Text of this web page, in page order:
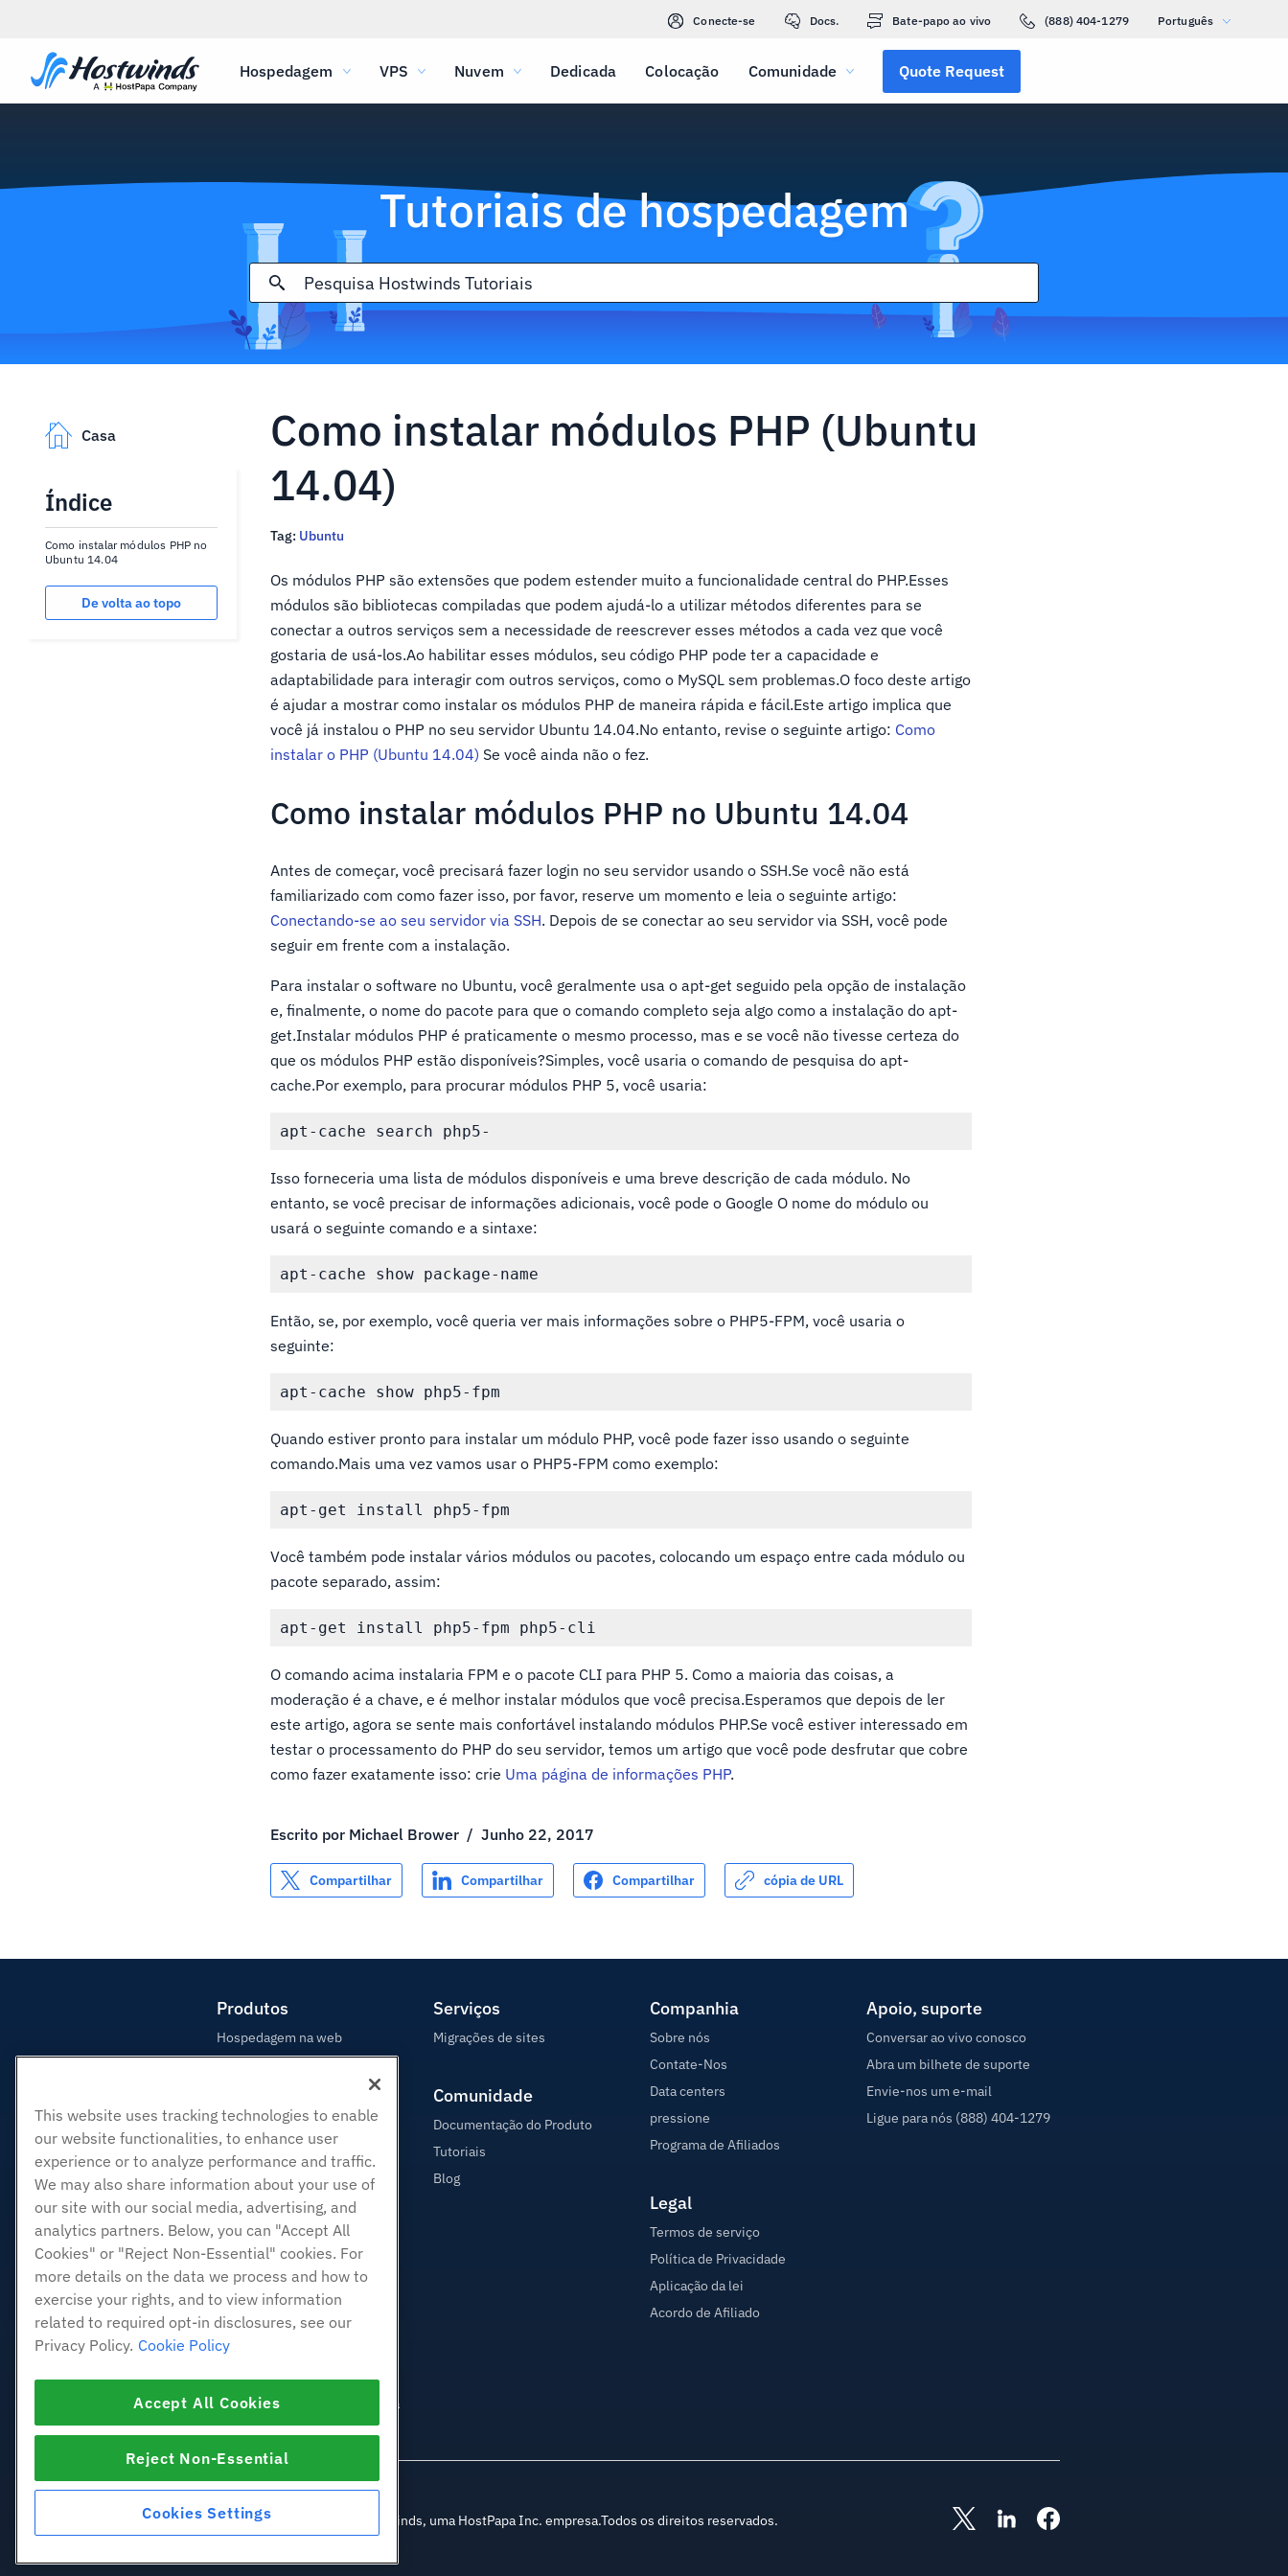
Conecte-se Docs. Bate-papo ao vivo (888) 404-1279 Português
Hospedagem VPS Nuvem Dedicada Colocação Comunidade Quote Request
Tutoriais de hospedagem
Casa
Índice
Como instalar módulos PHP no
Ubuntu 14.04
De volta ao topo
Como instalar módulos PHP (Ubuntu
14.04)
Tag: Ubuntu
Os módulos PHP são extensões que podem estender muito a funcionalidade central do PHP.Esses
módulos são bibliotecas compiladas que podem ajudá-lo a utilizar métodos diferentes para se
conectar a outros serviços sem a necessidade de reescrever esses métodos a cada vez que você
gostaria de usá-los.Ao habilitar esses módulos, seu código PHP pode ter a capacidade e
adaptabilidade para interagir com outros serviços, como o MySQL sem problemas.O foco deste artigo
é ajudar a mostrar como instalar os módulos PHP de maneira rápida e fácil.Este artigo implica que
você já instalou o PHP no seu servidor Ubuntu 14.04.No entanto, revise o seguinte artigo: Como
instalar o PHP (Ubuntu 14.04) Se você ainda não o fez.
Como instalar módulos PHP no Ubuntu 14.04
Antes de começar, você precisará fazer login no seu servidor usando o SSH.Se você não está
familiarizado com como fazer isso, por favor, reserve um momento e leia o seguinte artigo:
Conectando-se ao seu servidor via SSH. Depois de se conectar ao seu servidor via SSH, você pode
seguir em frente com a instalação.
Para instalar o software no Ubuntu, você geralmente usa o apt-get seguido pela opção de instalação
e, finalmente, o nome do pacote para que o comando completo seja algo como a instalação do apt-
get.Instalar módulos PHP é praticamente o mesmo processo, mas e se você não tivesse certeza do
que os módulos PHP estão disponíveis?Simples, você usaria o comando de pesquisa do apt-
cache.Por exemplo, para procurar módulos PHP 5, você usaria:
Isso forneceria uma lista de módulos disponíveis e uma breve descrição de cada módulo. No
entanto, se você precisar de informações adicionais, você pode o Google O nome do módulo ou
usará o seguinte comando e a sintaxe:
Então, se, por exemplo, você queria ver mais informações sobre o PHP5-FPM, você usaria o
seguinte:
Quando estiver pronto para instalar um módulo PHP, você pode fazer isso usando o seguinte
comando.Mais uma vez vamos usar o PHP5-FPM como exemplo:
Você também pode instalar vários módulos ou pacotes, colocando um espaço entre cada módulo ou
pacote separado, assim:
O comando acima instalaria FPM e o pacote CLI para PHP 5. Como a maioria das coisas, a
moderação é a chave, e é melhor instalar módulos que você precisa.Esperamos que depois de ler
este artigo, agora se sente mais confortável instalando módulos PHP.Se você estiver interessado em
testar o processamento do PHP do seu servidor, temos um artigo que você pode desfrutar que cobre
como fazer exatamente isso: crie Uma página de informações PHP.
Escrito por Michael Brower /Junho 22, 2017
Compartilhar Compartilhar Compartilhar cópia de URL
Produtos
Hospedagem na web
Revendedor com etiqueta em
branco
Linux gerenciado VPS
Linux não gerenciado VPS
Janelas gerenciadas VPS
Windows não gerenciado VPS
Servidores de nuvem
Balanceadores de carga
Armazenamento em Bloco
Armazenamento de Objetos
SSL Certificados
Hospedagem de aplicativos da
Serviços
Migrações de sites
Comunidade
Documentação do Produto
Tutoriais
Blog
Companhia
Sobre nós
Contate-Nos
Data centers
pressione
Programa de Afiliados
Legal
Termos de serviço
Política de Privacidade
Aplicação da lei
Acordo de Afiliado
Apoio, suporte
Conversar ao vivo conosco
Abra um bilhete de suporte
Envie-nos um e-mail
Ligue para nós (888) 404-1279
© 2010-2026 Hostwinds, uma HostPapa Inc. empresa.Todos os direitos reservados.
This website uses tracking technologies to enable
our website functionalities, to enhance user
experience or to analyze performance and traffic.
We may also share information about your use of
our site with our social media, advertising, and
analytics partners. Below, you can "Accept All
Cookies" or "Reject Non-Essential" cookies. For
more details on the data we process and how to
exercise your rights, and to view information
related to required opt-in disclosures, see our
Privacy Policy. Cookie Policy
Accept All Cookies
Reject Non-Essential
Cookies Settings